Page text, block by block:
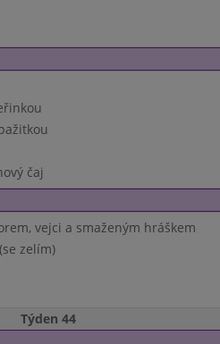
čaj
vejci a smaženým hráškem
zelím)
Týden 44